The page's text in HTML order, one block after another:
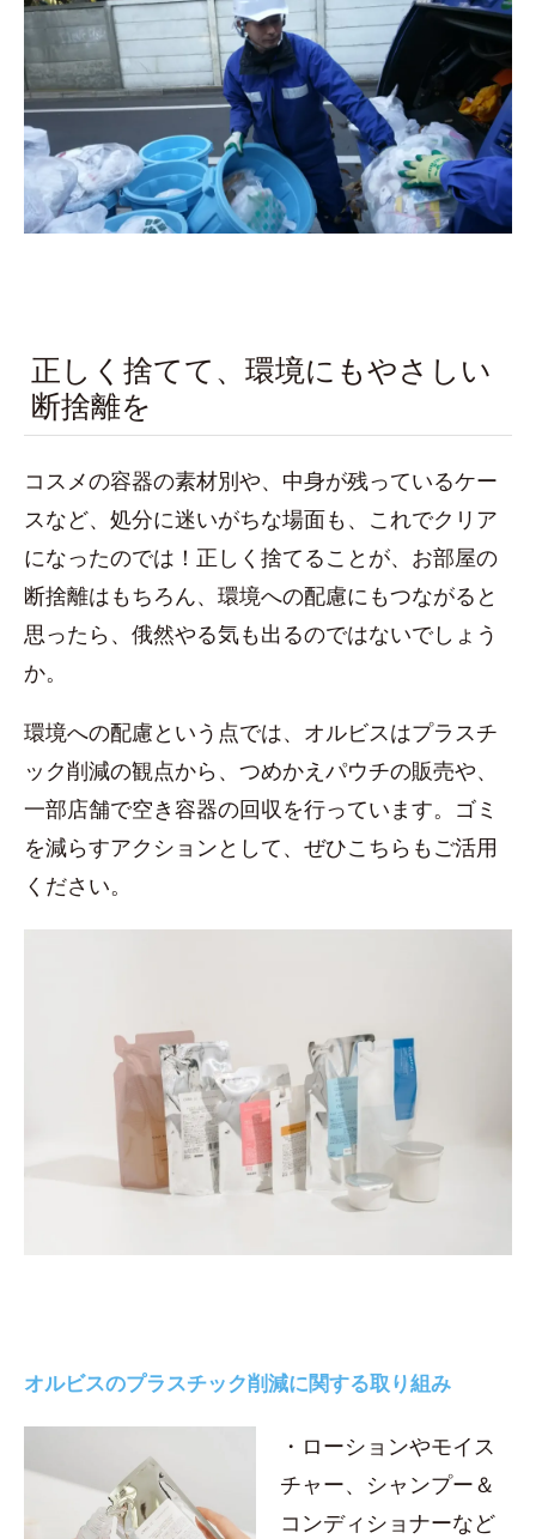
正しく捨てて、環境にもやさしい
断捨離を
コスメの容器の素材別や、中身が残っているケー
スなど、処分に迷いがちな場面も、これでクリア
になったのでは！正しく捨てることが、お部屋の
断捨離はもちろん、環境への配慮にもつながると
思ったら、俄然やる気も出るのではないでしょう
か。
環境への配慮という点では、オルビスはプラスチ
ック削減の観点から、つめかえパウチの販売や、
一部店舗で空き容器の回収を行っています。ゴミ
を減らすアクションとして、ぜひこちらもご活用
ください。
オルビスのプラスチック削減に関する取り組み
・ローションやモイス
チャー、シャンプー＆
コンディショナーなど